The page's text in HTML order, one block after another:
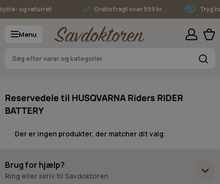
Skip to Content
og returret Gratis fragt over 599 kr. Tryg
Menu
Reservedele til HUSQVARNA Riders RIDER
BATTERY
Der er ingen produkter, der matcher dit valg.
Brug for hjælp?
Ring eller skriv til Savdoktoren